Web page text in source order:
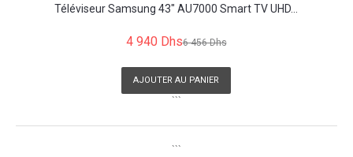
Téléviseur Samsung 43" AU7000 Smart TV UHD...
4 940 Dhs6 456 Dhs
AJOUTER AU PANIER
```
```